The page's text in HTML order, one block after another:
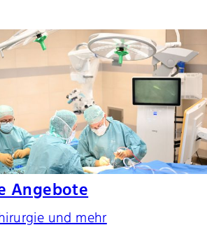
Angebote
und mehr